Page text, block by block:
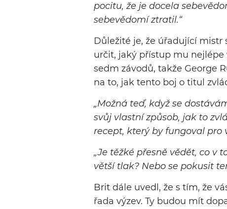
pocitu, že je docela
sebevědomí ztratil.“
Důležité je, že úřadující mistr
určit, jaký přístup mu nejlépe
sedm závodů, takže George
na to, jak tento boj o titul
„Možná teď, když se
svůj vlastní způsob, jak to
recept, který by fungoval pro
„Je těžké přesně vědět, co v
větší tlak? Nebo se pokusit
Brit dále uvedl, že s tím, že
řada výzev. Ty budou mít